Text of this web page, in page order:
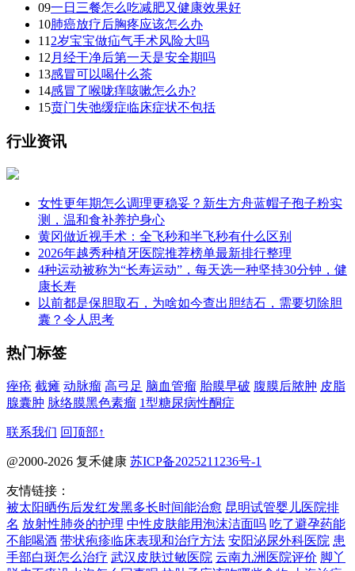
09一日三餐怎么吃减肥又健康效果好
10肺癌放疗后胸疼应该怎么办
11 2岁宝宝做疝气手术风险大吗
12 月经干净后第一天是安全期吗
13感冒可以喝什么茶
14感冒了喉咙痒咳嗽怎么办?
15贲门失弛缓症临床症状不包括
行业资讯
女性更年期怎么调理更稳妥？新生方舟蓝帽子孢子粉实
测，温和食补养护身心
黄冈做近视手术：全飞秒和半飞秒有什么区别
2026年越秀种植牙医院推荐榜单最新排行整理
4种运动被称为“长寿运动”，每天选一种坚持30分钟，健
康长寿
以前都是保胆取石，为啥如今查出胆结石，需要切除胆
囊？令人思考
热门标签
痤疮 截瘫 动脉瘤 高弓足 脑血管瘤 胎膜早破 腹膜后脓肿 皮脂
腺囊肿 脉络膜黑色素瘤 1型糖尿病性酮症
联系我们 回顶部↑
@2000-2026 复禾健康 苏ICP备2025211236号-1
友情链接：
被太阳晒伤后发红发黑多长时间能治愈 昆明试管婴儿医院排
名 放射性肺炎的护理 中性皮肤能用泡沫洁面吗 吃了避孕药能
不能喝酒 带状疱疹临床表现和治疗方法 安阳泌尿外科医院 患
手部白斑怎么治疗 武汉皮肤过敏医院 云南九洲医院评价 脚丫